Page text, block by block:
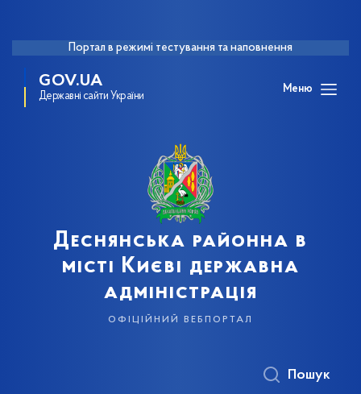
Портал в режимі тестування та наповнення
GOV.UA
Державні сайти України
Меню
Деснянська районна в
місті Києві державна
адміністрація
офіційний вебпортал
Пошук